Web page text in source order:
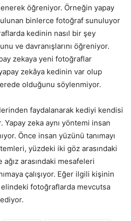
öğreniyor. Örneğin yapay
binlerce fotoğraf sunuluyor
kedinin nasıl bir şey
ve davranışlarını öğreniyor.
zekaya yeni fotoğraflar
zekâya kedinin var olup
olduğunu söylenmiyor.
faydalanarak kediyi kendisi
zeka aynı yöntemi insan
Önce insan yüzünü tanımayı
yüzdeki iki göz arasındaki
arasındaki mesafeleri
çalışıyor. Eğer ilgili kişinin
elindeki fotoğraflarda mevcutsa